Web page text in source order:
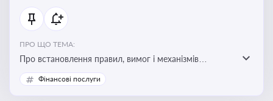
ПРО ЩО ТЕМА:
Про встановлення правил, вимог і механізмів
контролю за використанням, обігом та
оподаткуванням віртуальних активів, таких як
Фінансові послуги